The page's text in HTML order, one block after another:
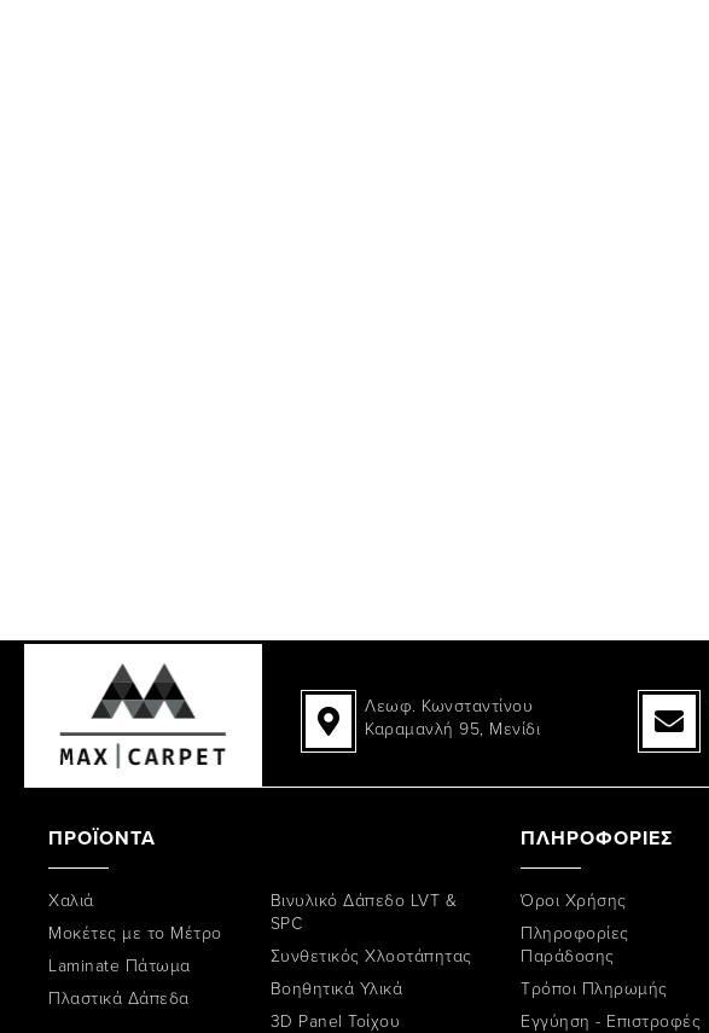
Λεωφ. Κωνσταντίνου
Καραμανλή 95, Μενίδι
ΠΡΟΪΟΝΤΑ
Χαλιά
Μοκέτες με το Μέτρο
Laminate Πάτωμα
Πλαστικά Δάπεδα
Βινυλικό Δάπεδο LVT &
SPC
Συνθετικός Χλοοτάπητας
Βοηθητικά Υλικά
3D Panel Τοίχου
ΠΛΗΡΟΦΟΡΙΕΣ
Όροι Χρήσης
Πληροφορίες
Παράδοσης
Tρόποι Πληρωμής
Εγγύηση - Επιστροφές